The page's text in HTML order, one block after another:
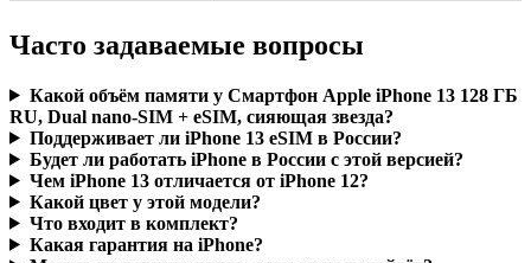
Часто задаваемые вопросы
Какой объём памяти у Смартфон Apple iPhone 13 128 ГБ
RU, Dual nano-SIM + eSIM, сияющая звезда?
Поддерживает ли iPhone 13 eSIM в России?
Будет ли работать iPhone в России с этой версией?
Чем iPhone 13 отличается от iPhone 12?
Какой цвет у этой модели?
Что входит в комплект?
Какая гарантия на iPhone?